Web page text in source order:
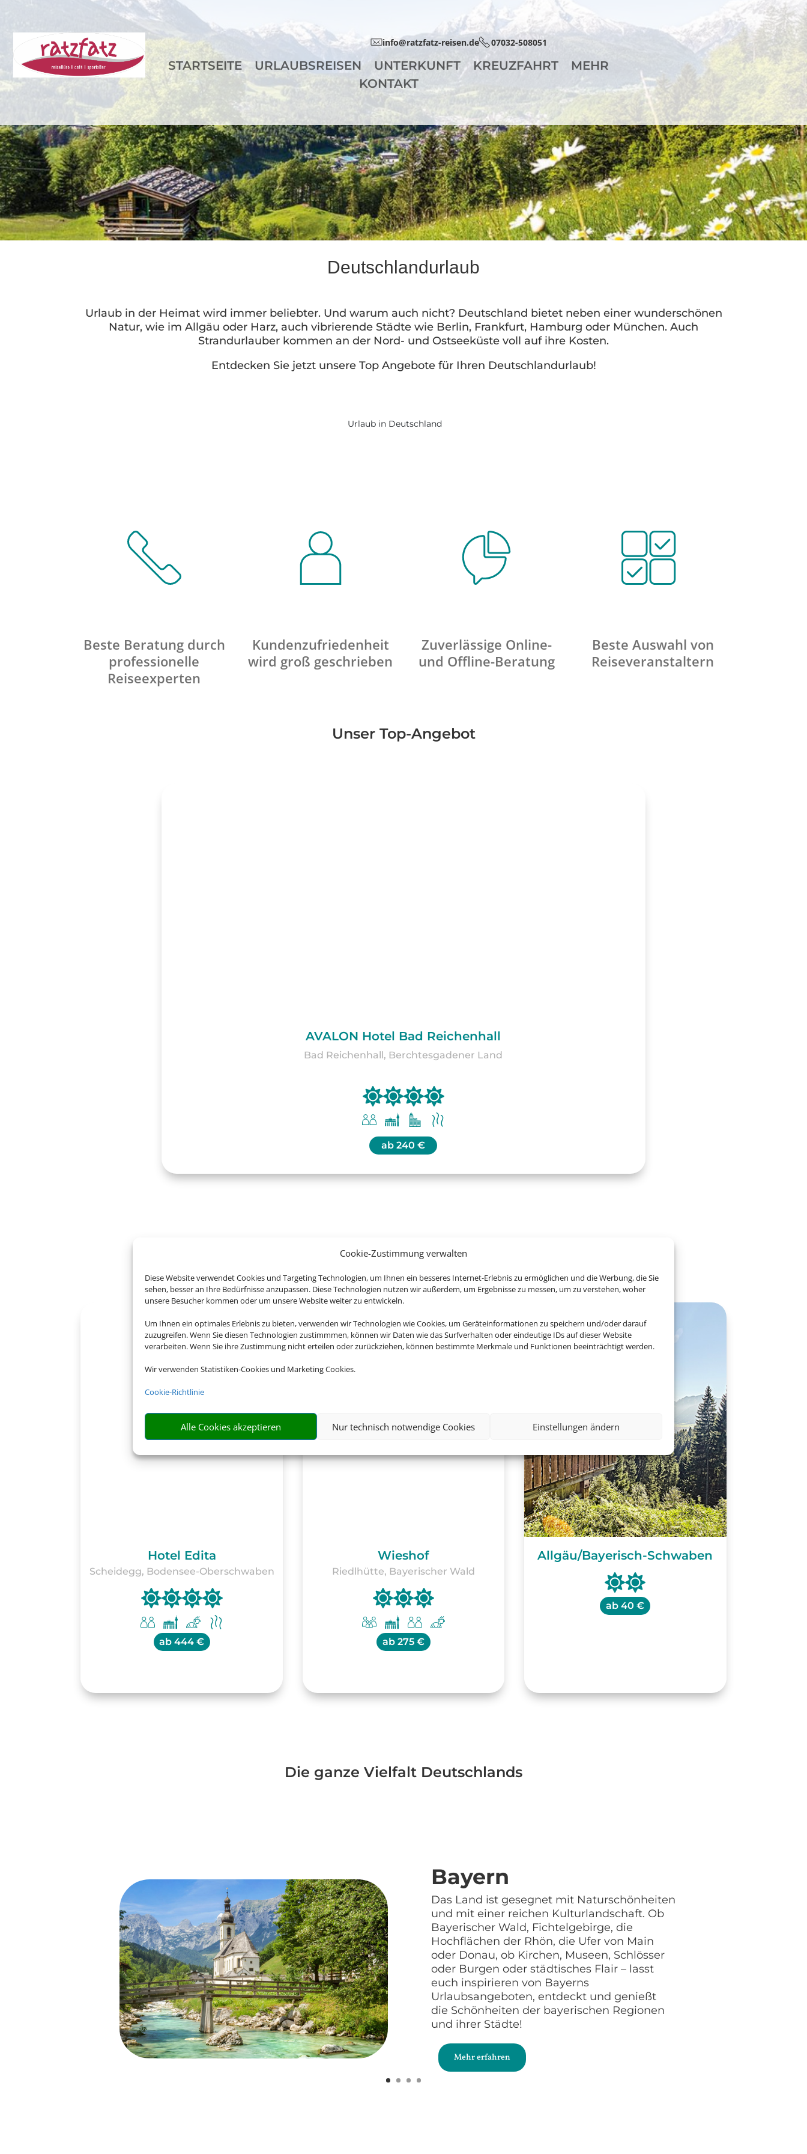
Cookie-Zustimmung verwalten
Diese Website verwendet Cookies und Targeting Technologien, um Ihnen ein besseres Internet-Erlebnis zu ermöglichen und die Werbung, die Sie
sehen, besser an Ihre Bedürfnisse anzupassen. Diese Technologien nutzen wir außerdem, um Ergebnisse zu messen, um zu verstehen, woher
unsere Besucher kommen oder um unsere Website weiter zu entwickeln.
Um Ihnen ein optimales Erlebnis zu bieten, verwenden wir Technologien wie Cookies, um Geräteinformationen zu speichern und/oder darauf
zuzugreifen. Wenn Sie diesen Technologien zustimmmen, können wir Daten wie das Surfverhalten oder eindeutige IDs auf dieser Website
verarbeiten. Wenn Sie ihre Zustimmung nicht erteilen oder zurückziehen, können bestimmte Merkmale und Funktionen beeinträchtigt werden.
Wir verwenden Statistiken-Cookies und Marketing Cookies.
Cookie-Richtlinie
Alle Cookies akzeptieren Nur technisch notwendige Cookies Einstellungen ändern
info@ratzfatz-reisen.de 07032-508051
STARTSEITE URLAUBSREISEN UNTERKUNFT KREUZFAHRT
MEHR
KONTAKT
Deutschlandurlaub
Urlaub in der Heimat wird immer beliebter. Und warum auch nicht? Deutschland bietet neben einer wunderschönen
Natur, wie im Allgäu oder Harz, auch vibrierende Städte wie Berlin, Frankfurt, Hamburg oder München. Auch
Strandurlauber kommen an der Nord- und Ostseeküste voll auf ihre Kosten.
Entdecken Sie jetzt unsere Top Angebote für Ihren Deutschlandurlaub!
Urlaub in Deutschland
Beste Beratung durch
professionelle
Reiseexperten
Kundenzufriedenheit
wird groß geschrieben
Zuverlässige Online-
und Offline-Beratung
Beste Auswahl von
Reiseveranstaltern
Unser Top-Angebot
AVALON Hotel Bad Reichenhall
Bad Reichenhall, Berchtesgadener Land
ab 240 €
Entdecken Sie jetzt die schönsten Regionen Deutschlands
Hotel Edita
Scheidegg, Bodensee-Oberschwaben
ab 444 €
Wieshof
Riedlhütte, Bayerischer Wald
ab 275 €
Allgäu/Bayerisch-Schwaben
ab 40 €
Die ganze Vielfalt Deutschlands
Bayern
Das Land ist gesegnet mit Naturschönheiten
und mit einer reichen Kulturlandschaft. Ob
Bayerischer Wald, Fichtelgebirge, die
Hochflächen der Rhön, die Ufer von Main
oder Donau, ob Kirchen, Museen, Schlösser
oder Burgen oder städtisches Flair – lasst
euch inspirieren von Bayerns
Urlaubsangeboten, entdeckt und genießt
die Schönheiten der bayerischen Regionen
und ihrer Städte!
Mehr erfahren